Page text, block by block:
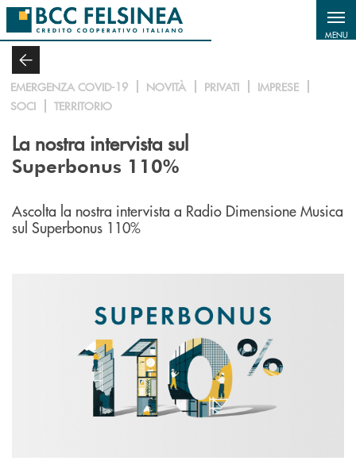
Salta al contenuto principale
MENU
EMERGENZA COVID-19 NOVITÀ PRIVATI
IMPRESE
SOCI
TERRITORIO
La nostra intervista sul
Superbonus 110%
Ascolta la nostra intervista a Radio Dimensione Musica
sul Superbonus 110%